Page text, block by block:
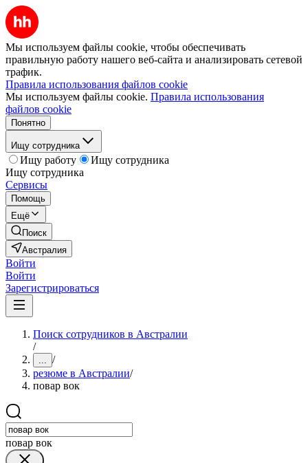
Мы используем файлы cookie, чтобы обеспечивать
правильную работу нашего веб-сайта и анализировать сетевой
трафик.
Правила использования файлов cookie
Мы используем файлы cookie. Правила использования
файлов cookie
Понятно
Ищу сотрудника
Ищу работу
Ищу сотрудника
Ищу сотрудника
Сервисы
Помощь
Ещё
Поиск
Австралия
Войти
Войти
Зарегистрироваться
Поиск сотрудников в Австралии
/
... /
резюме в Австралии/
повар вок
повар вок